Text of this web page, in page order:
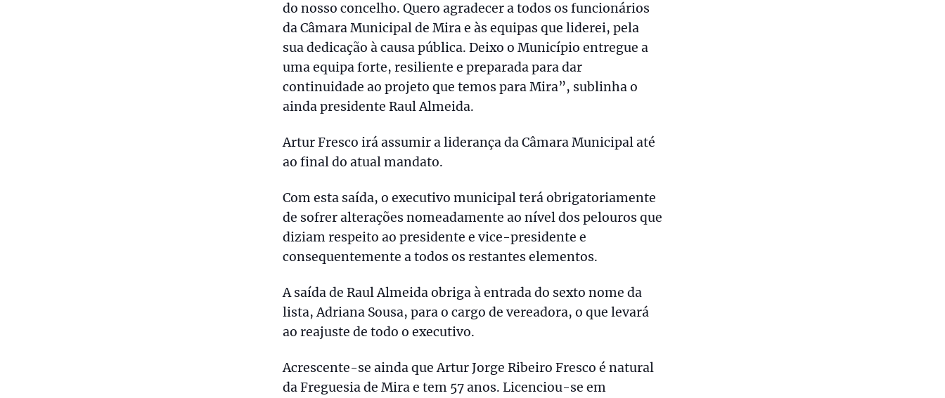
do nosso concelho. Quero agradecer a todos os funcionários
da Câmara Municipal de Mira e às equipas que liderei, pela
sua dedicação à causa pública. Deixo o Município entregue a
uma equipa forte, resiliente e preparada para dar
continuidade ao projeto que temos para Mira”, sublinha o
ainda presidente Raul Almeida.
Artur Fresco irá assumir a liderança da Câmara Municipal até
ao final do atual mandato.
Com esta saída, o executivo municipal terá obrigatoriamente
de sofrer alterações nomeadamente ao nível dos pelouros que
diziam respeito ao presidente e vice-presidente e
consequentemente a todos os restantes elementos.
A saída de Raul Almeida obriga à entrada do sexto nome da
lista, Adriana Sousa, para o cargo de vereadora, o que levará
ao reajuste de todo o executivo.
Acrescente-se ainda que Artur Jorge Ribeiro Fresco é natural
da Freguesia de Mira e tem 57 anos. Licenciou-se em